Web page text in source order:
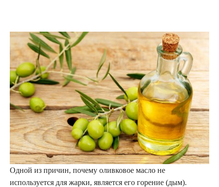
Одной из причин, почему оливковое масло не
используется для жарки, является его горение (дым).